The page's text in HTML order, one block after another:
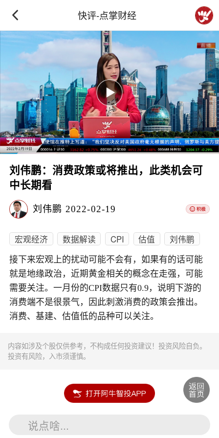
快评-点掌财经
刘伟鹏：消费政策或将推出，此类机会可
中长期看
刘伟鹏 2022-02-19
宏观经济 数据解读 CPI 估值 刘伟鹏
接下来宏观上的扰动可能不会有，如果有的话可能
就是地缘政治，近期黄金相关的概念在走强，可能
需要关注。一月份的CPI数据只有0.9，说明下游的
消费端不是很景气，因此刺激消费的政策会推出。
消费、基建、估值低的品种可以关注。
内容如涉及个股仅供参考，不构成任何投资建议！投资风险自负。
投资有风险，入市须谨慎。
说点啥...